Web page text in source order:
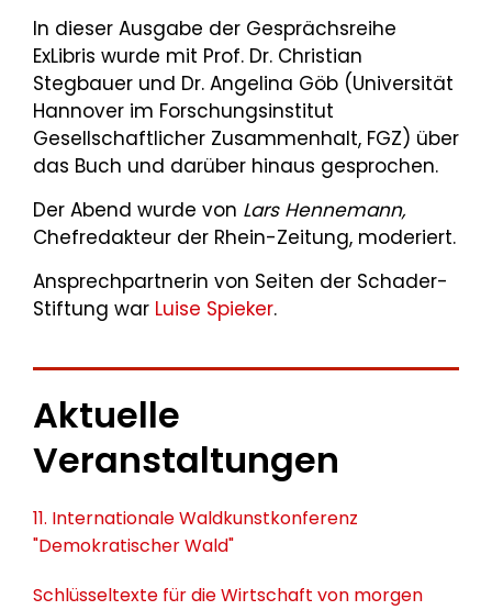
In dieser Ausgabe der Gesprächsreihe
ExLibris wurde mit Prof. Dr. Christian
Stegbauer und Dr. Angelina Göb (Universität
Hannover im Forschungsinstitut
Gesellschaftlicher Zusammenhalt, FGZ) über
das Buch und darüber hinaus gesprochen.
Der Abend wurde von Lars Hennemann,
Chefredakteur der Rhein-Zeitung, moderiert.
Ansprechpartnerin von Seiten der Schader-
Stiftung war Luise Spieker.
Aktuelle
Veranstaltungen
11. Internationale Waldkunstkonferenz
"Demokratischer Wald"
Schlüsseltexte für die Wirtschaft von morgen